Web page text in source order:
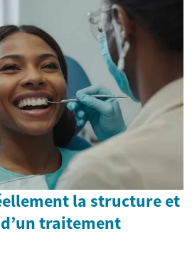
la structure et
traitement